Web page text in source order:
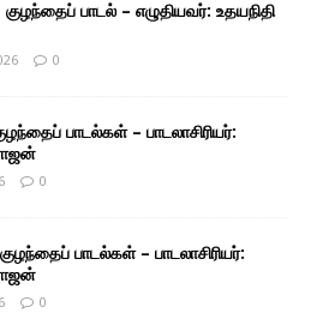
குழந்தைப் பாடல் – எழுதியவர்: உதயநிதி
0
பாடல்கள் – பாடலாசிரியர்:
0
குழந்தைப் பாடல்கள் – பாடலாசிரியர்:
0